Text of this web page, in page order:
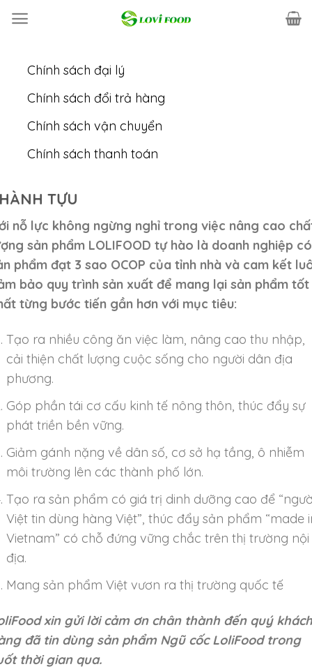
Chính sách đại lý
Chính sách đổi trả hàng
Chính sách vận chuyển
Chính sách thanh toán
TỰU
nỗ lực không ngừng nghỉ trong việc nâng cao
sản phẩm LOLIFOOD tự hào là doanh nghiệp có
phẩm đạt 3 sao OCOP của tỉnh nhà và cam kết
bảo quy trình sản xuất để mang lại sản phẩm tốt
từng bước tiến gần hơn với mục tiêu:
Tạo ra nhiều công ăn việc làm, nâng cao thu nhập,
cải thiện chất lượng cuộc sống cho người dân địa
phương.
Góp phần tái cơ cấu kinh tế nông thôn, thúc đẩy sự
phát triền bền vững.
Giảm gánh nặng về dân số, cơ sở hạ tầng, ô nhiễm
môi trường lên các thành phố lớn.
Tạo ra sản phẩm có giá trị dinh dưỡng cao để
Việt tin dùng hàng Việt”, thúc đẩy sản phẩm “made
Vietnam” có chỗ đứng vững chắc trên thị trường nội
địa.
Mang sản phẩm Việt vươn ra thị trường quốc tế
xin gửi lời cảm ơn chân thành đến quý khách
đã tin dùng sản phẩm Ngũ cốc LoliFood trong
thời gian qua.